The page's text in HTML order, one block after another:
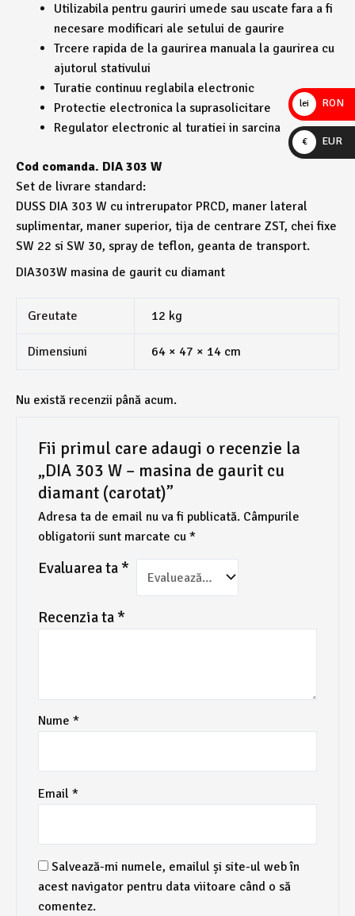
Utilizabila pentru gauriri umede sau uscate fara a fi
necesare modificari ale setului de gaurire
Trcere rapida de la gaurirea manuala la gaurirea cu
ajutorul stativului
Turatie continuu reglabila electronic
Protectie electronica la suprasolicitare
Regulator electronic al turatiei in sarcina
Cod comanda. DIA 303 W
Set de livrare standard:
DUSS DIA 303 W cu intrerupator PRCD, maner lateral
suplimentar, maner superior, tija de centrare ZST, chei fixe
SW 22 si SW 30, spray de teflon, geanta de transport.
DIA303W masina de gaurit cu diamant
Greutate 12 kg
Dimensiuni 64 × 47 × 14 cm
Nu există recenzii până acum.
Fii primul care adaugi o recenzie la
„DIA 303 W – masina de gaurit cu
diamant (carotat)”
Adresa ta de email nu va fi publicată. Câmpurile
obligatorii sunt marcate cu *
Evaluarea ta *
Recenzia ta *
Nume *
Email *
Salvează-mi numele, emailul și site-ul web în
acest navigator pentru data viitoare când o să
comentez.
lei RON
€ EUR